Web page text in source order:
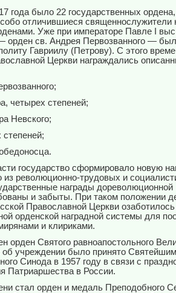
года было 22 государственных
отличившиеся священнослужители
Уже при императоре Павле I
орден св. Андрея Первозванного —
Гавриилу (Петрову). С этого
Церкви награждались
четырех степеней;
Невского;
государство сформировало новую
революционно-трудовых и
награды дореволюционной
и забыты. При таком положении
Православной Церкви
орденской наградной системы для
и клириками.
Святого равноапостольного
учреждении было принято
Синода в 1957 году в связи с
Патриаршества в России.
стал орден и медаль Преподобного